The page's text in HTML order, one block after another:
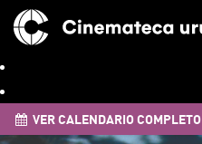
VER CALENDARIO COMPLETO